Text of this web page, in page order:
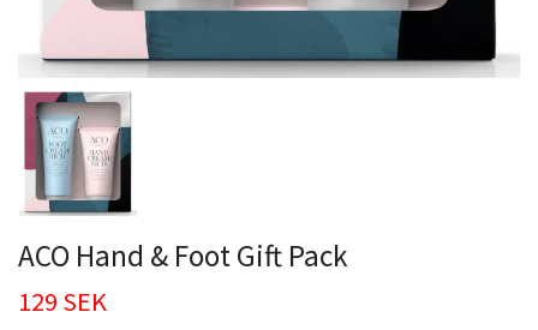
ACO Hand & Foot Gift Pack
129 SEK